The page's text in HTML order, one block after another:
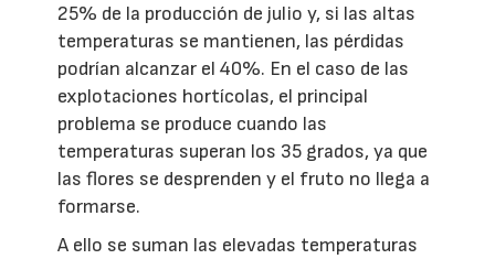
25% de la producción de julio y, si las altas
temperaturas se mantienen, las pérdidas
podrían alcanzar el 40%. En el caso de las
explotaciones hortícolas, el principal
problema se produce cuando las
temperaturas superan los 35 grados, ya que
las flores se desprenden y el fruto no llega a
formarse.
A ello se suman las elevadas temperaturas